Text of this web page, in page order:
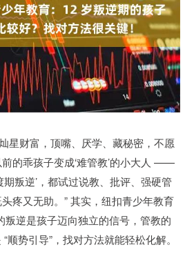
星财富，顶嘴、厌学、藏秘密，不愿
的乖孩子变成‘难管教’的小大人 ——
叛逆’，都试过说教、批评、强硬管
疼又无助。” 其实，纽扣青少年教育
叛逆是孩子迈向独立的信号，管教的
顺势引导”，找对方法就能轻松化解。